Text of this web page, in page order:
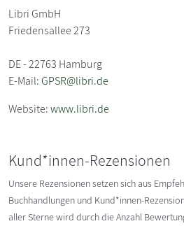
Libri GmbH
Friedensallee 273
DE - 22763 Hamburg
E-Mail:GPSR@libri.de
Website:www.libri.de
Kund*innen-Rezensionen
Unsere Rezensionen setzen sich aus
Buchhandlungen und Kund*innen-
aller Sterne wird durch die Anzahl